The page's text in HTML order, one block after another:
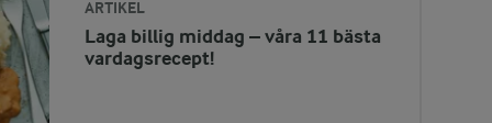
ARTIKEL
Laga billig middag – våra 11 bästa
vardagsrecept!